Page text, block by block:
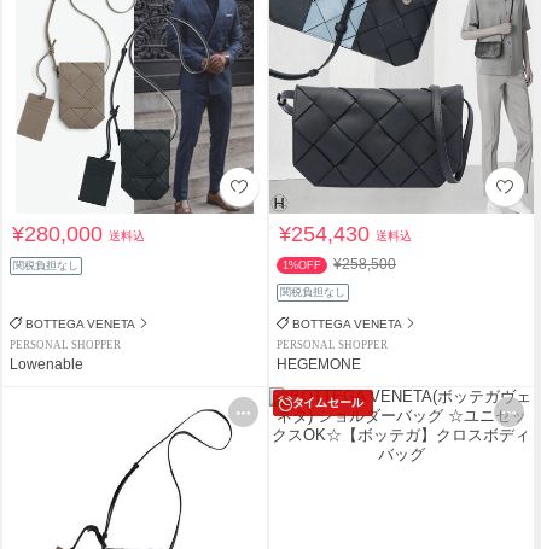
¥280,000送料込
関税負担なし
BOTTEGA VENETA
PERSONAL SHOPPER
Lowenable
¥254,430送料込
1%OFF ¥258,500
関税負担なし
BOTTEGA VENETA
PERSONAL SHOPPER
HEGEMONE
タイムセール